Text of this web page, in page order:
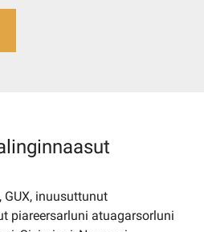
inuusuttunut
piareersarluni atuagarsorluni